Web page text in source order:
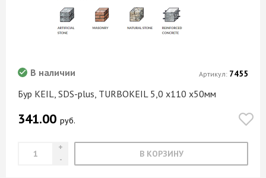
Бур KEIL, SDS-plus, TURBOKEIL 5,0 х110 х50мм
В наличии
341.00 руб.
В КОРЗИНУ
Артикул: 7455